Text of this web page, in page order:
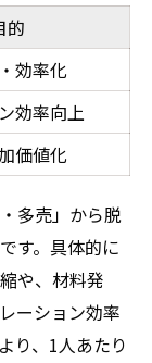
的
効率化
効率向上
価値化
多売」から脱
す。具体的に
や、材料発
ーション効率
り、1人あたり